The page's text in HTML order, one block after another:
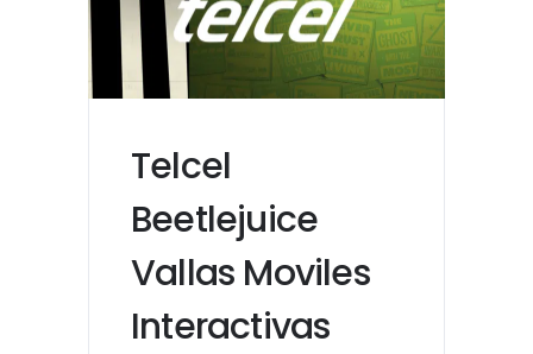
Telcel
Beetlejuice
Vallas Moviles
Interactivas